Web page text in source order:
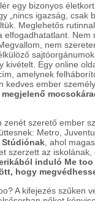
egy bizonyos
„nincs igazság, csak
Meglehetős
elfogadhatatlant.
nem
kivételt. Egy online
amelynek
kedves ember
megjelenő
zenét szerető ember
Metro,
Stúdiónak , ahol
szerzett az
induló Me
hogy
A kifejezés szűken